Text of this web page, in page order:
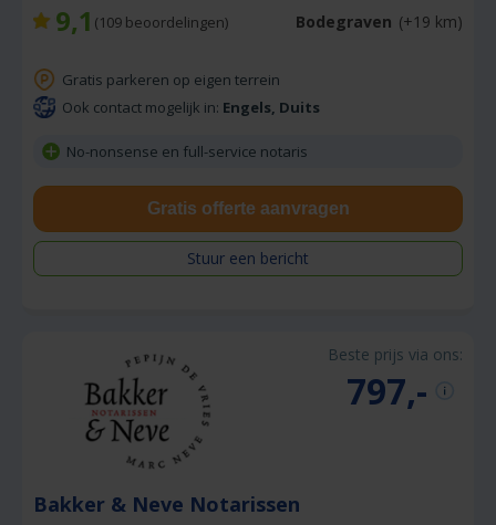
9,1 (109 beoordelingen) Bodegraven (+19 km)
Gratis parkeren op eigen terrein
Ook contact mogelijk in: Engels, Duits
No-nonsense en full-service notaris
Gratis offerte aanvragen
Stuur een bericht
Beste prijs via ons:
797,-
Bakker & Neve Notarissen